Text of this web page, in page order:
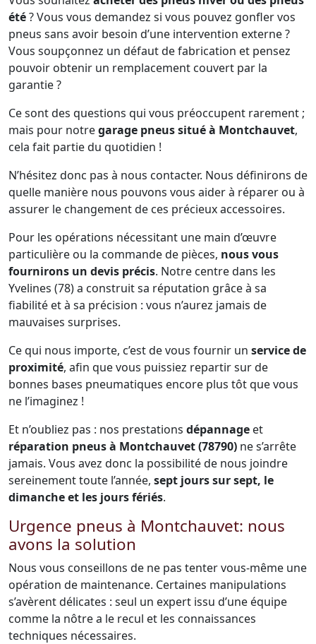
été? Vous vous demandez si vous pouvez gonfler vos
pneus sans avoir besoin d’une intervention externe ?
Vous soupçonnez un défaut de fabrication et pensez
pouvoir obtenir un remplacement couvert par la
garantie ?
Ce sont des questions qui vous préoccupent rarement ;
mais pour notregarage pneus situé à Montchauvet,
cela fait partie du quotidien !
N’hésitez donc pas à nous contacter. Nous définirons de
quelle manière nous pouvons vous aider à réparer ou à
assurer le changement de ces précieux accessoires.
Pour les opérations nécessitant une main d’œuvre
particulière ou la commande de pièces, nous vous
fournirons un devis précis. Notre centre dans les
Yvelines (78) a construit sa réputation grâce à sa
fiabilité et à sa précision : vous n’aurez jamais de
mauvaises surprises.
Ce qui nous importe, c’est de vous fournir un service de
proximité, afin que vous puissiez repartir sur de
bonnes bases pneumatiques encore plus tôt que vous
ne l’imaginez !
Et n’oubliez pas : nos prestations dépannage et
réparation pneus à Montchauvet (78790) ne s’arrête
jamais. Vous avez donc la possibilité de nous joindre
sereinement toute l’année, sept jours sur sept, le
dimanche et les jours fériés.
Urgence pneus à Montchauvet: nous
avons la solution
Nous vous conseillons de ne pas tenter vous-même une
opération de maintenance. Certaines manipulations
s’avèrent délicates : seul un expert issu d’une équipe
comme la nôtre a le recul et les connaissances
techniques nécessaires.